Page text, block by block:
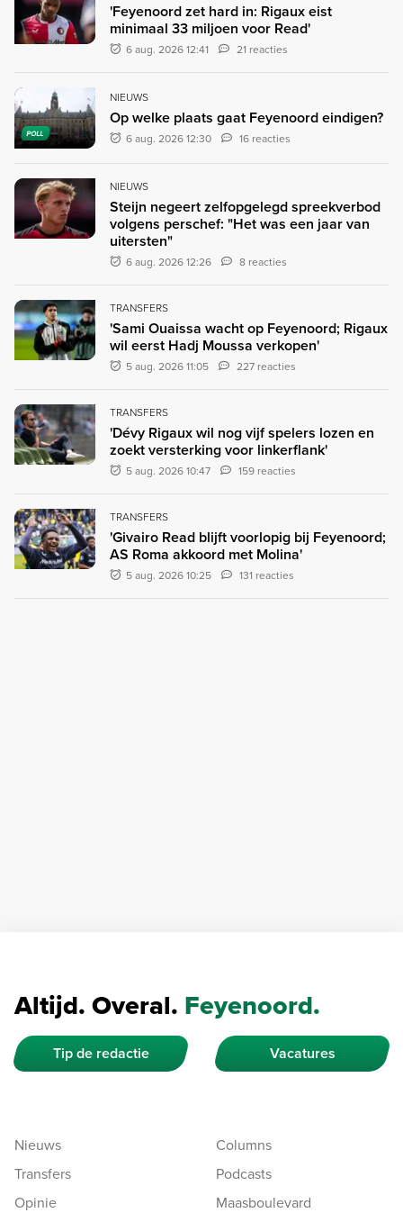
'Feyenoord zet hard in: Rigaux eist
minimaal 33 miljoen voor Read'
6 aug. 2026 12:41 21 reacties
POLL
NIEUWS
Op welke plaats gaat Feyenoord eindigen?
6 aug. 2026 12:30 16 reacties
NIEUWS
Steijn negeert zelfopgelegd spreekverbod
volgens perschef: "Het was een jaar van
uitersten"
6 aug. 2026 12:26 8 reacties
TRANSFERS
'Sami Ouaissa wacht op Feyenoord; Rigaux
wil eerst Hadj Moussa verkopen'
5 aug. 2026 11:05 227 reacties
TRANSFERS
'Dévy Rigaux wil nog vijf spelers lozen en
zoekt versterking voor linkerflank'
5 aug. 2026 10:47 159 reacties
TRANSFERS
'Givairo Read blijft voorlopig bij Feyenoord;
AS Roma akkoord met Molina'
5 aug. 2026 10:25 131 reacties
Altijd. Overal. Feyenoord.
Tip de redactie Vacatures
Nieuws
Transfers
Opinie
Columns
Podcasts
Maasboulevard